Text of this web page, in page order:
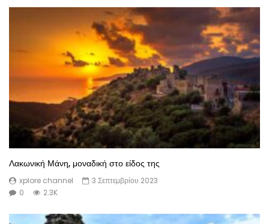
Λακωνική Μάνη, μοναδική στο είδος της
xplore channel
3 Σεπτεμβρίου 2023
0
2.3K